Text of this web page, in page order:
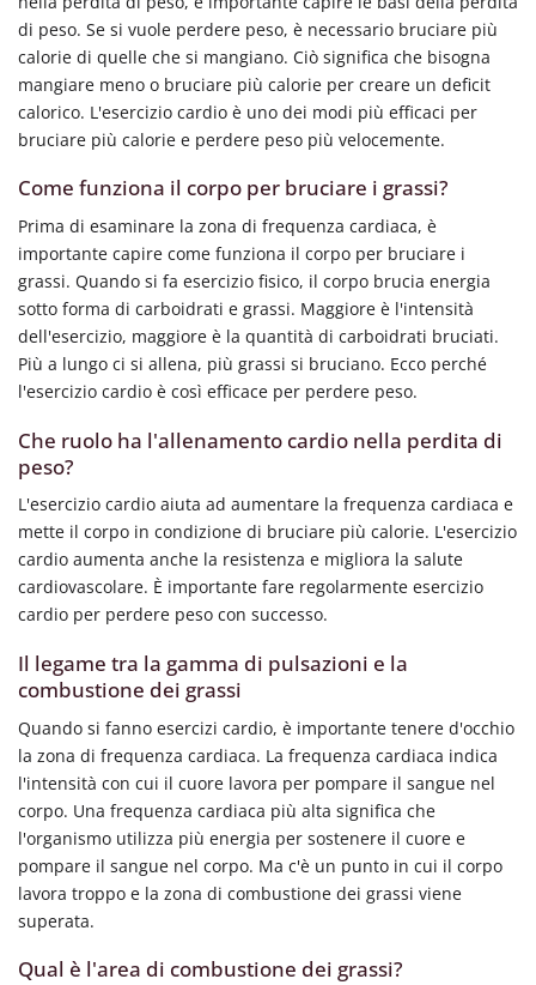
di peso. Se si vuole perdere peso, è necessario bruciare più
calorie di quelle che si mangiano. Ciò significa che bisogna
mangiare meno o bruciare più calorie per creare un deficit
calorico. L'esercizio cardio è uno dei modi più efficaci per
bruciare più calorie e perdere peso più velocemente.
Come funziona il corpo per bruciare i grassi?
Prima di esaminare la zona di frequenza cardiaca, è
importante capire come funziona il corpo per bruciare i
grassi. Quando si fa esercizio fisico, il corpo brucia energia
sotto forma di carboidrati e grassi. Maggiore è l'intensità
dell'esercizio, maggiore è la quantità di carboidrati bruciati.
Più a lungo ci si allena, più grassi si bruciano. Ecco perché
l'esercizio cardio è così efficace per perdere peso.
Che ruolo ha l'allenamento cardio nella perdita di
peso?
L'esercizio cardio aiuta ad aumentare la frequenza cardiaca e
mette il corpo in condizione di bruciare più calorie. L'esercizio
cardio aumenta anche la resistenza e migliora la salute
cardiovascolare. È importante fare regolarmente esercizio
cardio per perdere peso con successo.
Il legame tra la gamma di pulsazioni e la
combustione dei grassi
Quando si fanno esercizi cardio, è importante tenere d'occhio
la zona di frequenza cardiaca. La frequenza cardiaca indica
l'intensità con cui il cuore lavora per pompare il sangue nel
corpo. Una frequenza cardiaca più alta significa che
l'organismo utilizza più energia per sostenere il cuore e
pompare il sangue nel corpo. Ma c'è un punto in cui il corpo
lavora troppo e la zona di combustione dei grassi viene
superata.
Qual è l'area di combustione dei grassi?